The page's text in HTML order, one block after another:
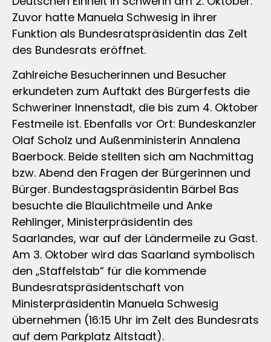
Zuvor hatte Manuela Schwesig in ihrer
Funktion als Bundesratspräsidentin das Zelt
des Bundesrats eröffnet.
Zahlreiche Besucherinnen und Besucher
erkundeten zum Auftakt des Bürgerfests die
Schweriner Innenstadt, die bis zum 4. Oktober
Festmeile ist. Ebenfalls vor Ort: Bundeskanzler
Olaf Scholz und Außenministerin Annalena
Baerbock. Beide stellten sich am Nachmittag
bzw. Abend den Fragen der Bürgerinnen und
Bürger. Bundestagspräsidentin Bärbel Bas
besuchte die Blaulichtmeile und Anke
Rehlinger, Ministerpräsidentin des
Saarlandes, war auf der Ländermeile zu Gast.
Am 3. Oktober wird das Saarland symbolisch
den „Staffelstab“ für die kommende
Bundesratspräsidentschaft von
Ministerpräsidentin Manuela Schwesig
übernehmen (16:15 Uhr im Zelt des Bundesrats
auf dem Parkplatz Altstadt).